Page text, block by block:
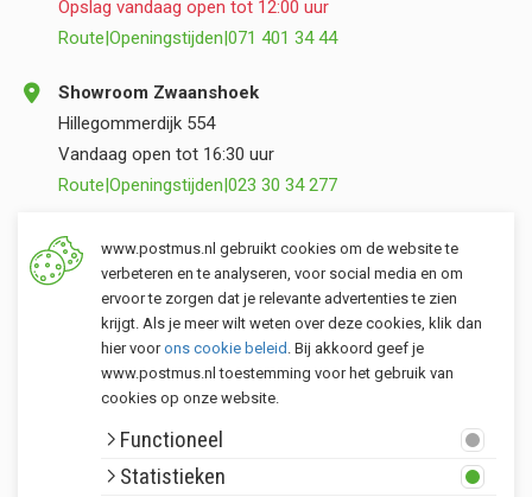
Klantenservice
Postmus merken
Opslag vandaag open tot 12:00 uur
Route|Openingstijden|071 401 34 44
Showroom Zwaanshoek
Hillegommerdijk 554
Vandaag open tot 16:30 uur
Route|Openingstijden|023 30 34 277
Opslag Valkenburg (ZH)
Torenvlietslaan 3
Vandaag open tot 12:00 uur
Route|Openingstijden |071 401 34 44
www.postmus.nl gebruikt cookies om de website te
verbeteren en te analyseren, voor social media en om
ervoor te zorgen dat je relevante advertenties te zien
krijgt. Als je meer wilt weten over deze cookies, klik dan
hier voorons cookie beleid . Bij akkoord geef je
www.postmus.nl toestemming voor het gebruik van
cookies op onze website.
Functioneel
Statistieken